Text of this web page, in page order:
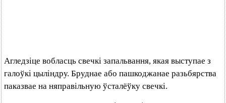
Агледзіце вобласць свечкі запальвання, якая выступае з
галоўкі цыліндру. Бруднае або пашкоджанае разьбярства
паказвае на няправільную ўсталёўку свечкі.